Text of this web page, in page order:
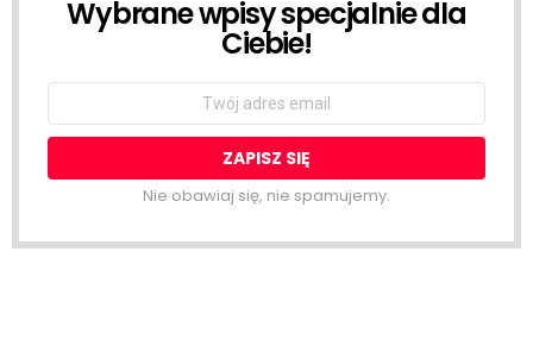
NEWSLETTER
Wybrane wpisy specjalnie dla
Ciebie!
Nie obawiaj się, nie spamujemy.